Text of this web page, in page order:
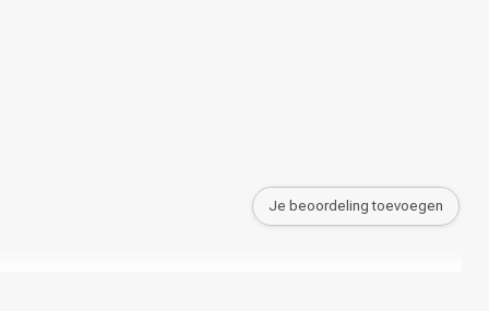
Je beoordeling toevoegen